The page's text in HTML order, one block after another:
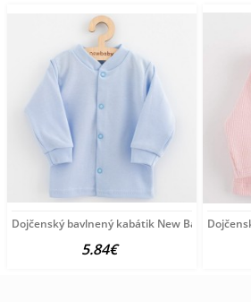
Dojčenský bavlnený kabátik New Baby Happy
5.84€